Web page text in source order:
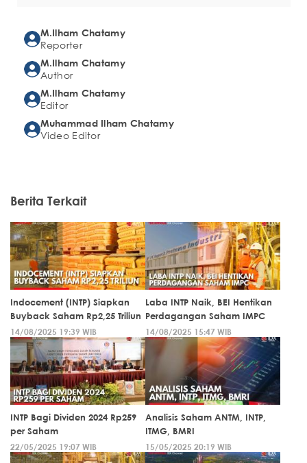
M.Ilham Chatamy
Reporter
M.Ilham Chatamy
Author
M.Ilham Chatamy
Editor
Muhammad Ilham Chatamy
Video Editor
Berita Terkait
Indocement (INTP) Siapkan
Buyback Saham Rp2,25 Triliun
14/08/2025 19:39 WIB
Laba INTP Naik, BEI Hentikan
Perdagangan Saham IMPC
14/08/2025 15:47 WIB
INTP Bagi Dividen 2024 Rp259
per Saham
22/05/2025 19:07 WIB
Analisis Saham ANTM, INTP,
ITMG, BMRI
15/05/2025 20:19 WIB